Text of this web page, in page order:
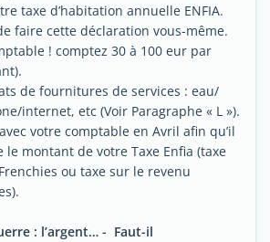
taxe d’habitation annuelle ENFIA.
faire cette déclaration vous-même.
! comptez 30 à 100 eur par
de fournitures de services : eau/
internet, etc (Voir Paragraphe « L »).
votre comptable en Avril afin qu’il
le montant de votre Taxe Enfia (taxe
ou taxe sur le revenu
: l’argent… - Faut-il